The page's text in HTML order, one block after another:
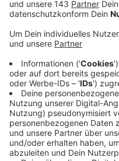
so könne unter
zurückgegriffen
Veröffentlicht:
Anzeige
Die Kreisverwaltung
nora. Die ermittelt
Notfalls. Eine zweite
Festnetznummern und